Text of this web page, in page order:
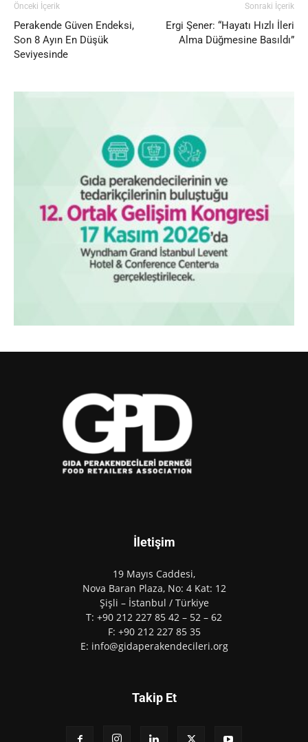
Önceki İçerik
Perakende Güven Endeksi,
Son 8 Ayın En Düşük
Seviyesinde
Sonraki İçerik
Ergi Şener: “Hayatı Hızlı İleri
Alma Düğmesine Basıldı”
İletişim
19 Mayıs Caddesi,
Nova Baran Plaza, No: 4 Kat: 12
Şişli – İstanbul / Türkiye
T: +90 212 227 85 42 – 52 – 62
F: +90 212 227 85 35
E: info@gidaperakendecileri.org
Takip Et